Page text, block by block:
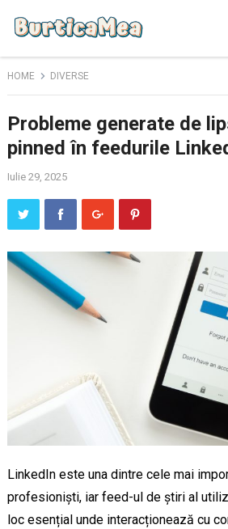
HOME DIVERSE
Probleme generate de
pinned în feedurile
Iulie 29, 2025
LinkedIn este una dintre cele mai
profesioniști, iar feed-ul de știri al
loc esențial unde interacționează cu